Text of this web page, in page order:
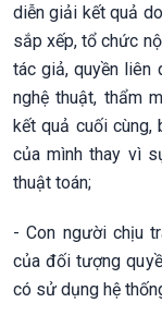
diễn giải kết quả
sắp xếp, tổ chức
tác giả, quyền liên
nghệ thuật, thẩm
kết quả cuối cùng,
của mình thay vì
thuật toán;
- Con người chịu
của đối tượng
có sử dụng hệ